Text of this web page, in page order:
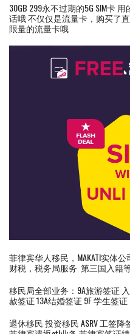
30GB 299永不过期的5G SIM卡
话哦 不仅仅是流量卡，购买了
限量的流量卡哦
菲律宾华人移民，MAKATI实体
财税，税务局服务 第三国入籍等
移民局全部业务：9A旅游签证
赦签证 13A结婚签证 9F 学生签
退休移民 投资移民 ASRV 工签降